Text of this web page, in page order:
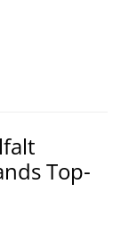
Top-